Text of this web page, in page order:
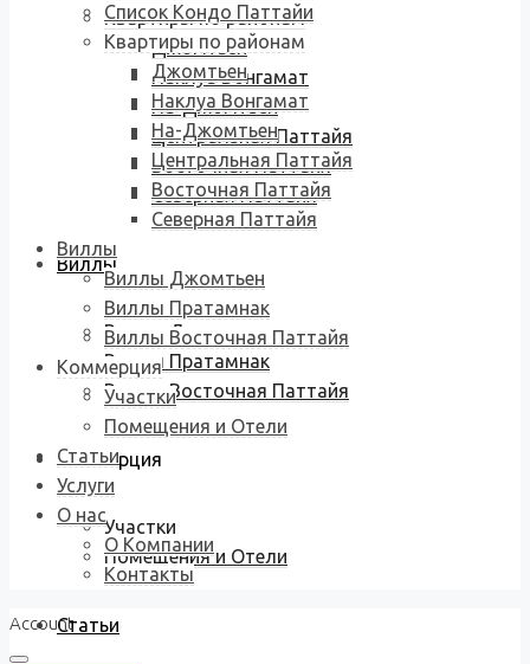
Квартиры по районам
Джомтьен
Наклуа Вонгамат
На-Джомтьен
Центральная Паттайя
Восточная Паттайя
Северная Паттайя
Виллы
Виллы Джомтьен
Виллы Пратамнак
Виллы Восточная Паттайя
Коммерция
Участки
Помещения и Отели
Статьи
Список Кондо Паттайи
Квартиры по районам
Джомтьен
Наклуа Вонгамат
На-Джомтьен
Центральная Паттайя
Восточная Паттайя
Северная Паттайя
Виллы
Виллы Джомтьен
Виллы Пратамнак
Виллы Восточная Паттайя
Коммерция
Участки
Помещения и Отели
Статьи
Услуги
О нас
О Компании
Контакты
Account